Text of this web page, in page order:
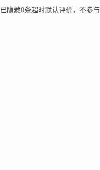
已隐藏0条超时默认评价，不参